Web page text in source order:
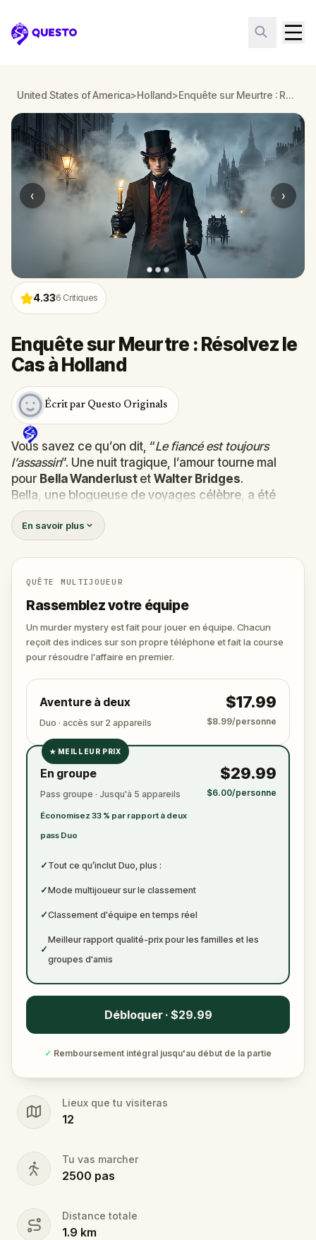
Questo
United States of America>Holland> Enquête sur Meurtre : Résolvez le Cas à Holland
‹ ›
4.336 Critiques
Enquête sur Meurtre : Résolvez le
Cas à Holland
Écrit par Questo Originals
Vous savez ce qu’on dit, “Le fiancé est toujours
l’assassin”. Une nuit tragique, l’amour tourne mal
pour Bella Wanderlust et Walter Bridges.
Bella, une blogueuse de voyages célèbre, a été
retrouvéemorte
théâtralPercy Shadows
de découvrir la vérité.
Est-ce que ce meutre a été commis par Walter, le
fiancé obsessif ?
spectacle ?
Ou encore par quelqu’un d’autre, tapis dans l’ombre
🔎 Rassemblez les indices, interrogez les
qu’il ne frappe à nouveau. Préparez de quoi noter
les preuves.
En savoir plus
QUÊTE MULTIJOUEUR
Rassemblez votre équipe
Un murder mystery est fait pour jouer en équipe. Chacun
reçoit des indices sur son propre téléphone et fait la course
pour résoudre l'affaire en premier.
Aventure à deux
Duo · accès sur 2 appareils
$17.99
$8.99/personne
✓
✓
★ MEILLEUR PRIX
En groupe
Pass groupe · Jusqu'à 5 appareils
Économisez 33 % par rapport à deux
pass Duo
$29.99
$6.00/personne
✓ Tout ce qu’inclut Duo, plus :
✓Mode multijoueur sur le classement
✓Classement d'équipe en temps réel
✓
Meilleur rapport qualité-prix pour les familles et les
groupes d'amis
Débloquer · $29.99
✓ Remboursement intégral jusqu'au début de la partie
Lieux que tu visiteras
12
Tu vas marcher
2500 pas
Distance totale
1.9 km